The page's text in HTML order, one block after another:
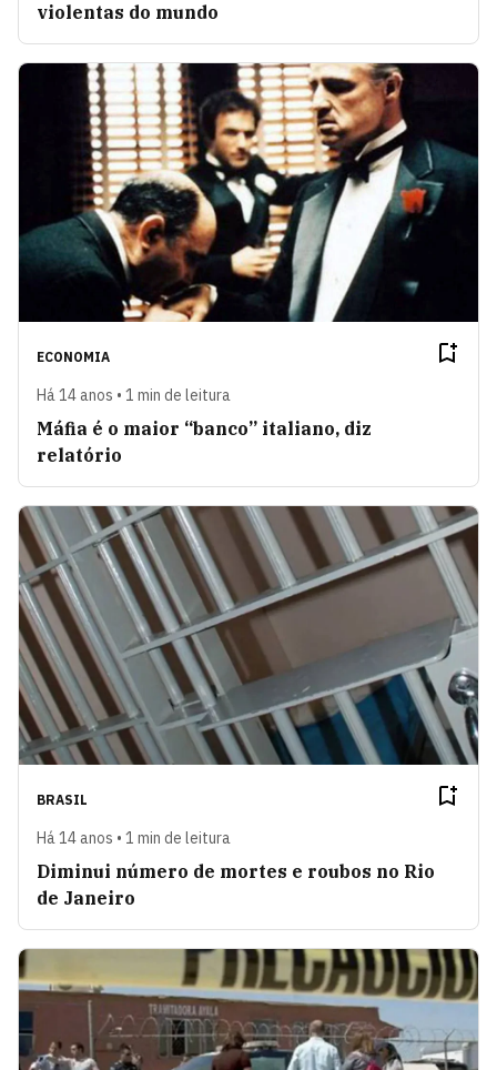
violentas do mundo
ECONOMIA
Há 14 anos • 1 min de leitura
Máfia é o maior “banco” italiano, diz
relatório
BRASIL
Há 14 anos • 1 min de leitura
Diminui número de mortes e roubos no Rio
de Janeiro